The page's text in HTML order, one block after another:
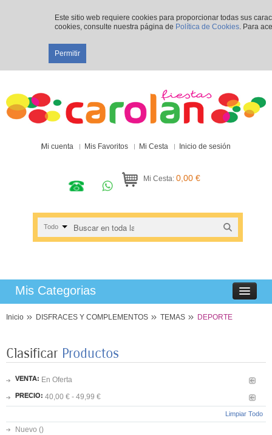
Este sitio web requiere cookies para proporcionar todas sus
cookies, consulte nuestra página de Política de Cookies. Para
Permitir
Mi cuenta Mis Favoritos Mi Cesta Inicio de sesión
Mi Cesta: 0,00 €
Todo
Mis Categorias
Inicio DISFRACES Y COMPLEMENTOS TEMAS DEPORTE
Clasificar Productos
VENTA: En Oferta
PRECIO: 40,00 € - 49,99 €
Limpiar Todo
Nuevo ()